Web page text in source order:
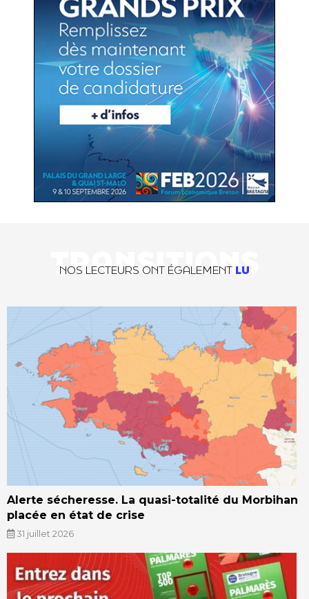
TRANSITIONS
NOS LECTEURS ONT ÉGALEMENT LU
Alerte sécheresse. La quasi-totalité du Morbihan
placée en état de crise
31 juillet 2026